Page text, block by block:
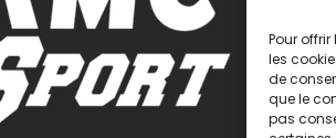
Pour
les
de
que le
pas